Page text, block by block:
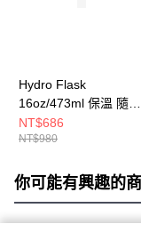
Hydro Flask
16oz/473ml 保溫 隨行
杯 青鳥藍
NT$686
NT$980
你可能有興趣的